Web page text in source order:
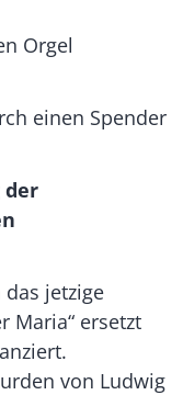
Orgel
einen Spender
der
jetzige
Maria“ ersetzt
von Ludwig